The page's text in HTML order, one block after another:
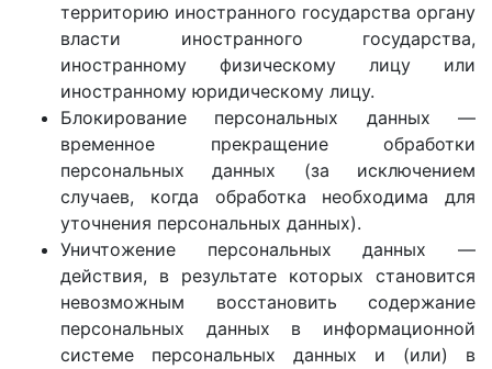
территорию иностранного государства органу
власти иностранного государства,
иностранному физическому лицу или
иностранному юридическому лицу.
Блокирование персональных данных —
временное прекращение обработки
персональных данных (за исключением
случаев, когда обработка необходима для
уточнения персональных данных).
Уничтожение персональных данных —
действия, в результате которых становится
невозможным восстановить содержание
персональных данных в информационной
системе персональных данных и (или) в